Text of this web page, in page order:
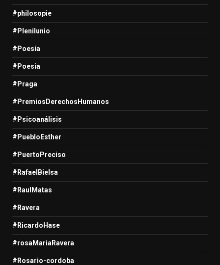
#philosopie
#Plenilunio
#Poesía
#Poesia
#Praga
#PremiosDerechosHumanos
#Psicoanálisis
#PuebloEsther
#PuertoPreciso
#RafaelBielsa
#RaulMatas
#Ravera
#RicardoHase
#rosaMariaRavera
#Rosario-cordoba